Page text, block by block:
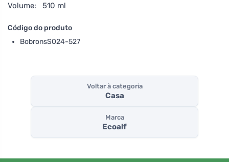
Volume: 510 ml
Código do produto
BobronsS024-527
Voltar à categoria
Casa
Marca
Ecoalf